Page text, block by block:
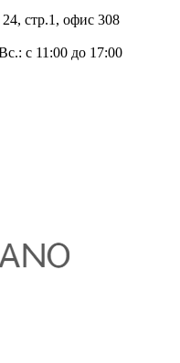
стр.1, офис 308
с 11:00 до 17:00